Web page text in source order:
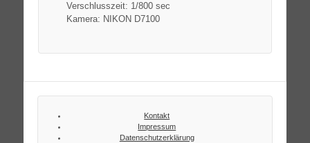
Verschlusszeit: 1/800 sec
Kamera: NIKON D7100
Kontakt
Impressum
Datenschutzerklärung